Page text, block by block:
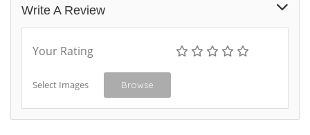
Write A Review
Your Rating
Select Images Browse